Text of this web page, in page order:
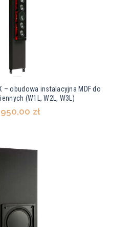
– obudowa instalacyjna MDF do
(W1L, W2L, W3L)
zł